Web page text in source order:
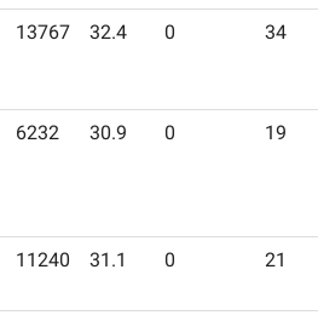
13767 32.4 0 34
6232 30.9 0 19
11240 31.1 0 21